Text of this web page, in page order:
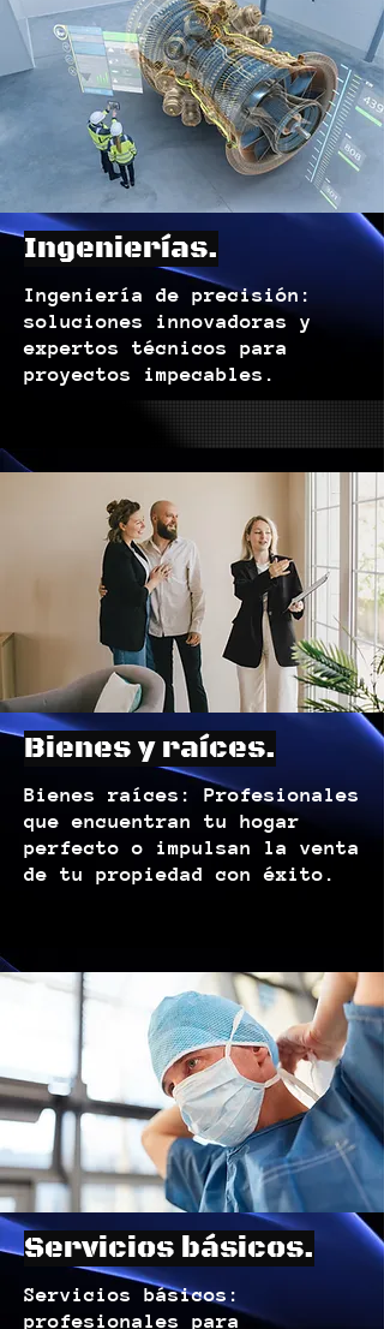
Ingenierías.
Ingeniería de precisión:
soluciones innovadoras y
expertos técnicos para
proyectos impecables.
Bienes y raíces.
Bienes raíces: Profesionales
que encuentran tu hogar
perfecto o impulsan la venta
de tu propiedad con éxito.
Servicios básicos.
Servicios básicos:
profesionales para